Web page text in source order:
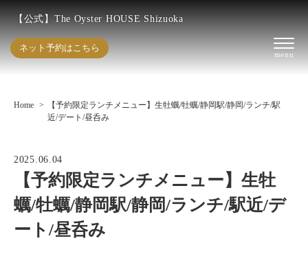
【公式】The Oyster HOUSE Shizuoka
ネット予約はこちら
Home
【予約限定ランチメニュー】生牡蠣/牡蠣/静岡駅/静岡/ランチ/駅
近/デート/昼呑み
2025.06.04
【予約限定ランチメニュー】生牡
蠣/牡蠣/静岡駅/静岡/ランチ/駅近/デ
ート/昼呑み